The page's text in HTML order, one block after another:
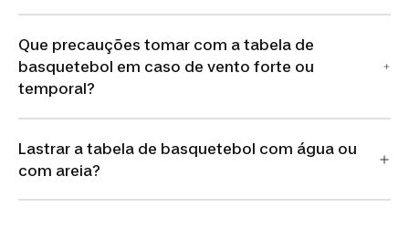
Que precauções tomar com a tabela de
basquetebol em caso de vento forte ou
temporal?
Lastrar a tabela de basquetebol com água ou
com areia?